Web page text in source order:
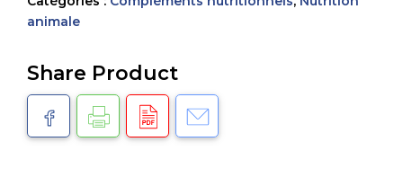
animale
Share Product